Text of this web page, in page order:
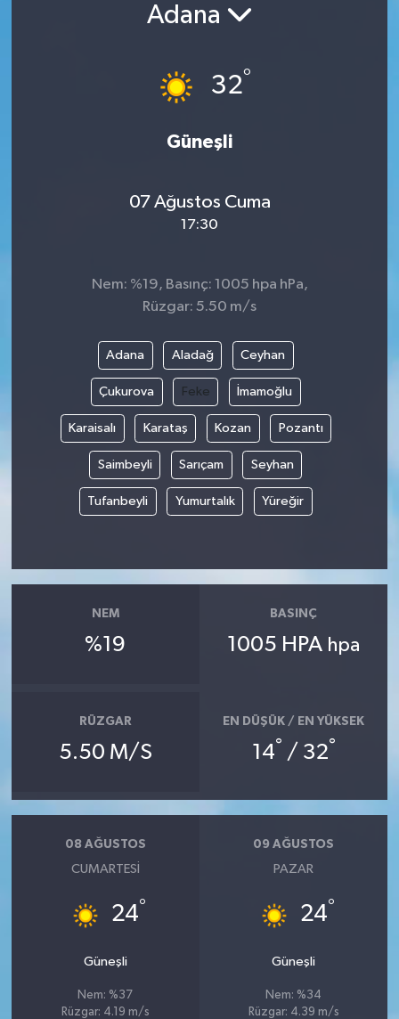
Adana
32°
Güneşli
07 Ağustos Cuma
17:30
Nem: %19, Basınç: 1005 hpa hPa,
Rüzgar: 5.50 m/s
Adana Aladağ Ceyhan
Çukurova Feke İmamoğlu
Karaisalı Karataş Kozan Pozantı
Saimbeyli Sarıçam Seyhan
Tufanbeyli Yumurtalık Yüreğir
NEM
%19
BASINÇ
1005 HPA hpa
RÜZGAR
5.50 M/S
EN DÜŞÜK / EN YÜKSEK
14° / 32°
08 AĞUSTOS
CUMARTESI
24°
Güneşli
Nem: %37
Rüzgar: 4.19 m/s
09 AĞUSTOS
PAZAR
24°
Güneşli
Nem: %34
Rüzgar: 4.39 m/s